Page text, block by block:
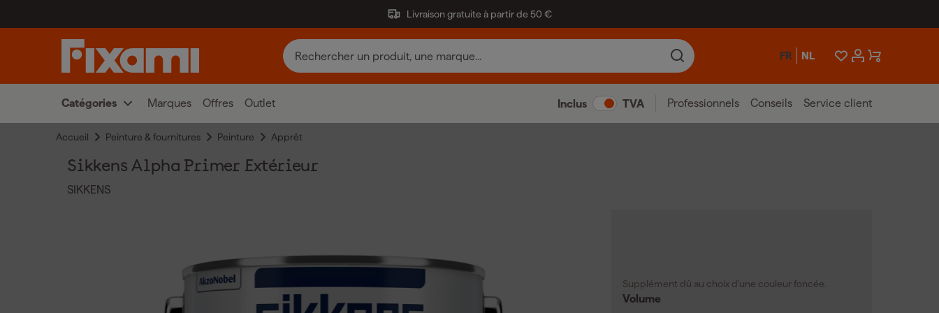
Livraison gratuite à partir de 50 €
FR NL
Catégories Marques Offres Outlet Inclus TVA Professionnels Conseils Service client
Accueil Peinture & fournitures Peinture Apprêt
Sikkens Alpha Primer Extérieur
SIKKENS
Supplément dû au choix d'une couleur foncée.
Volume